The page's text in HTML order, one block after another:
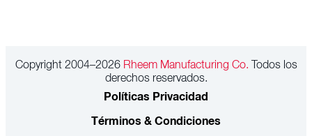
Copyright 2004–2026Rheem Manufacturing Co. Todos los
derechos reservados.
Políticas Privacidad
Términos & Condiciones